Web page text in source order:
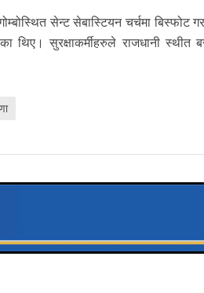
सेन्ट सेबास्टियन चर्चमा बिस्फोट
थिए। सुरक्षाकर्मीहरुले राजधानी स्थीत